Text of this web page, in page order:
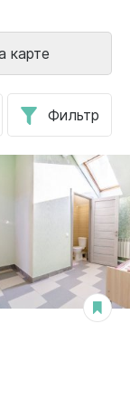
Фильтр
карте